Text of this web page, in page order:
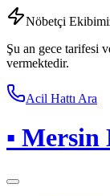
Nöbetçi
Şu an gece tarifesi
vermektedir.
Acil Hattı Ara
▪ Mersin